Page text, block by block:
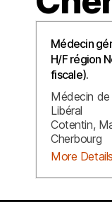
Médecin
H/F région
fiscale).
Médecin de
Libéral
Cotentin
Cherbourg
More Details